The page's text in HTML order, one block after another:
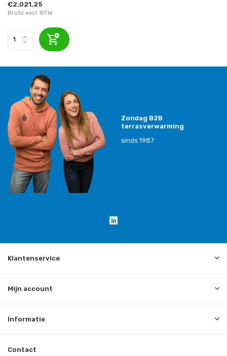
€2.021,25
Bruto excl. BTW
Zondag B2B
terrasverwarming
sinds 1987
Klantenservice
Mijn account
Informatie
Contact